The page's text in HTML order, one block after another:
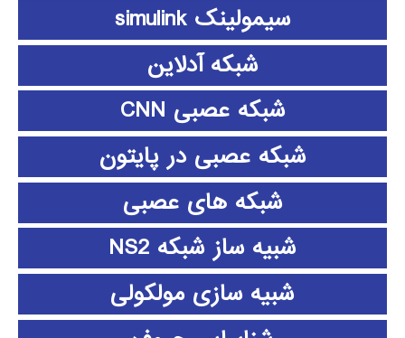
سیمولینک simulink
شبکه آدلاین
شبکه عصبی CNN
شبکه عصبی در پایتون
شبکه های عصبی
شبیه ساز شبکه NS2
شبیه سازی مولکولی